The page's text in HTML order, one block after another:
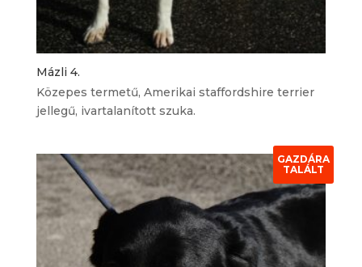
Mázli 4.
Közepes termetű, Amerikai staffordshire terrier
jellegű, ivartalanított szuka.
GAZDÁRA
TALÁLT